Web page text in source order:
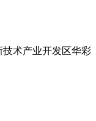
术产业开发区华彩